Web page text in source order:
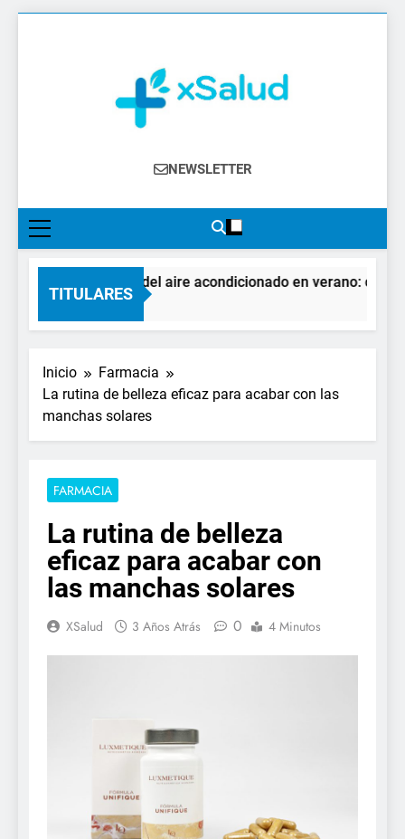
XSalud
Noticias Del Sector Salud. Congresos Y
Farmacéutica, Atención Primaria,
Especialistas, Farmacia, Etc…
NEWSLETTER
TITULARES
El impacto del aire acondicionado en verano:
1 Hora Atrás
Inicio
Farmacia
La rutina de belleza eficaz para acabar con las
manchas solares
FARMACIA
La rutina de belleza
eficaz para acabar con
las manchas solares
XSalud 3 Años Atrás 0 4 Minutos